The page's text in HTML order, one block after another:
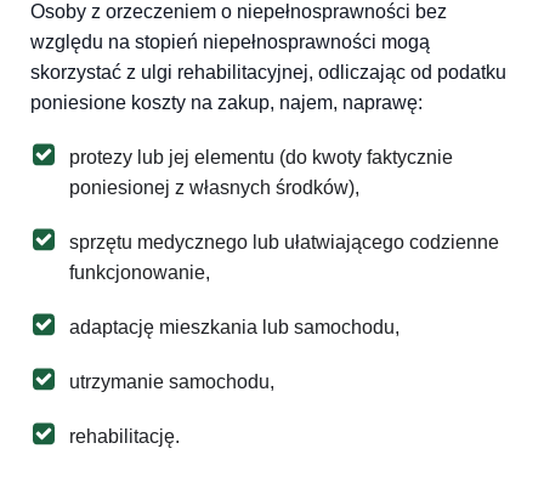
Osoby z orzeczeniem o niepełnosprawności bez
względu na stopień niepełnosprawności mogą
skorzystać z ulgi rehabilitacyjnej, odliczając od podatku
poniesione koszty na zakup, najem, naprawę:
protezy lub jej elementu (do kwoty faktycznie
poniesionej z własnych środków),
sprzętu medycznego lub ułatwiającego codzienne
funkcjonowanie,
adaptację mieszkania lub samochodu,
utrzymanie samochodu,
rehabilitację.